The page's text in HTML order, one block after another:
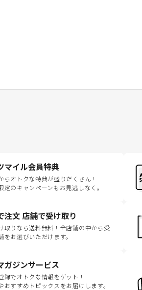
マイル会員特典
らオトクな特典が盛りだくさん！
定のキャンペーンもお見逃しなく。
注文 店舗で受け取り
取りなら送料無料！全店舗の中から受
をお選びいただけます。
ガジンサービス
録でオトクな情報をゲット！
おすすめトピックスをお届けします。